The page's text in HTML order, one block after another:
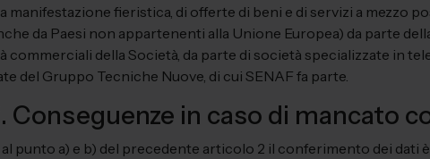
manifestazione fieristica, di offerte di beni e di servizi a mezzo
da Paesi non appartenenti alla Unione Europea) da parte
della Società, da parte di società specializzate in
del Gruppo Tecniche Nuove, di cui SENAF fa parte.
in caso di mancato
punto a) e b) del precedente articolo 2 il conferimento dei dati